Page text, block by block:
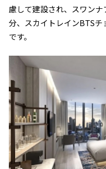
慮して建設され、スワン
分、スカイトレインBTS
です。